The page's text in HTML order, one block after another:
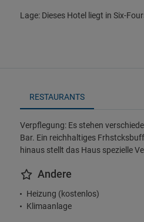
Lage: Dieses Hotel liegt in Six-
RESTAURANTS
Verpflegung: Es stehen
Bar. Ein reichhaltiges
hinaus stellt das Haus spezielle
Andere
Heizung (kostenlos)
Klimaanlage